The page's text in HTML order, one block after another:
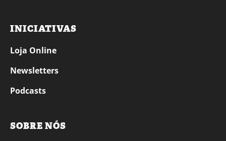
INICIATIVAS
Loja Online
Newsletters
Podcasts
SOBRE NÓS